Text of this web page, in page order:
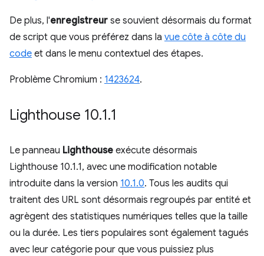
De plus, l'enregistreur se souvient désormais du format
de script que vous préférez dans la vue côte à côte du
code et dans le menu contextuel des étapes.
Problème Chromium : 1423624.
Lighthouse 10.1.1
Le panneau Lighthouse exécute désormais
Lighthouse 10.1.1, avec une modification notable
introduite dans la version 10.1.0. Tous les audits qui
traitent des URL sont désormais regroupés par entité et
agrègent des statistiques numériques telles que la taille
ou la durée. Les tiers populaires sont également tagués
avec leur catégorie pour que vous puissiez plus